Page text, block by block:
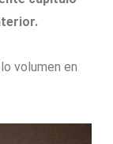
volumen en